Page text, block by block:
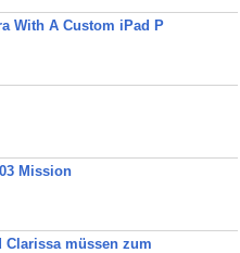
With A Custom iPad P
Mission
Clarissa müssen zum